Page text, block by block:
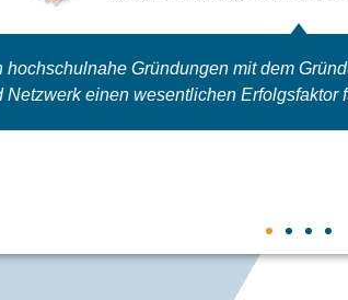
hochschulnahe Gründungen mit dem
Netzwerk einen wesentlichen